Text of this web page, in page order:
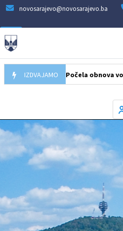
novosarajevo@novosarajevo.ba
IZDVAJAMO
05.08.2026 Počela obnova